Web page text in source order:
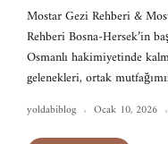
Mostar Gezi Rehberi &
Rehberi Bosna-Hersek’in
Osmanlı hakimiyetinde
gelenekleri, ortak
yoldabiblog Ocak 10, 2026